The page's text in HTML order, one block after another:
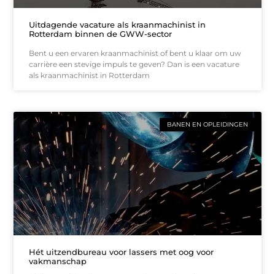
Uitdagende vacature als kraanmachinist in
Rotterdam binnen de GWW-sector
Bent u een ervaren kraanmachinist of bent u klaar om uw
carrière een stevige impuls te geven? Dan is een vacature
als kraanmachinist in Rotterdam
BANEN EN OPLEIDINGEN
Hét uitzendbureau voor lassers met oog voor
vakmanschap